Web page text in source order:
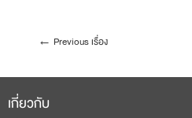
← Previous เรื่อง
เกี่ยวกับ